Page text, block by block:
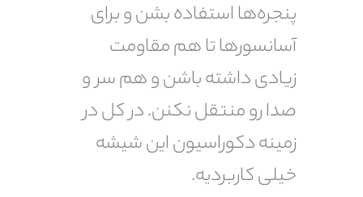
پنجره‌ها استفاده بشن و برای
آسانسورها تا هم مقاومت
زیادی داشته باشن و هم سر و
صدا رو منتقل نکنن. در کل در
زمینه دکوراسیون این شیشه
خیلی کاربردیه.